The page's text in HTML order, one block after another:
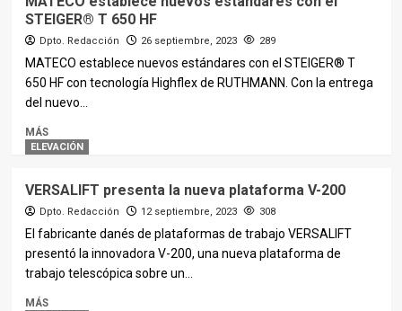
STEIGER® T 650 HF
Dpto. Redacción 26 septiembre, 2023 289
MATECO establece nuevos estándares con el STEIGER® T
650 HF con tecnología Highflex de RUTHMANN. Con la entrega
del nuevo...
MÁS
ELEVACIÓN
VERSALIFT presenta la nueva plataforma V-200
Dpto. Redacción 12 septiembre, 2023 308
El fabricante danés de plataformas de trabajo VERSALIFT
presentó la innovadora V-200, una nueva plataforma de
trabajo telescópica sobre un...
MÁS